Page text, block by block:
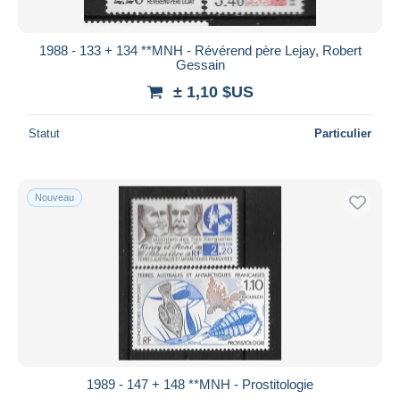
1988 - 133 + 134 **MNH - Révérend père Lejay, Robert
Gessain
± 1,10 $US
Statut Particulier
Nouveau
1989 - 147 + 148 **MNH - Prostitologie